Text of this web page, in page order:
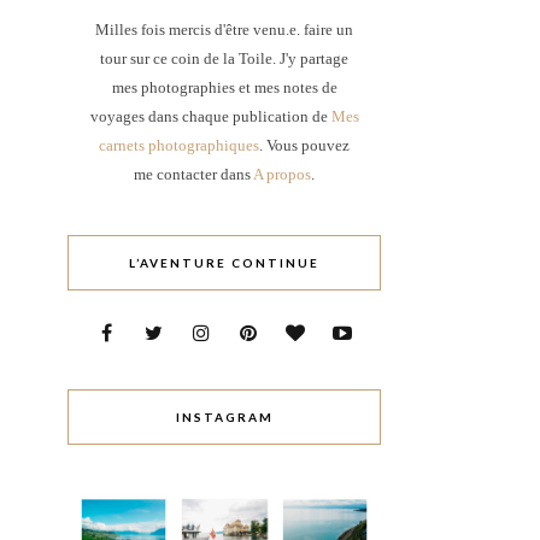
Milles fois mercis d'être venu.e. faire un
tour sur ce coin de la Toile. J'y partage
mes photographies et mes notes de
voyages dans chaque publication de Mes
carnets photographiques. Vous pouvez
me contacter dansA propos.
L’AVENTURE CONTINUE
INSTAGRAM